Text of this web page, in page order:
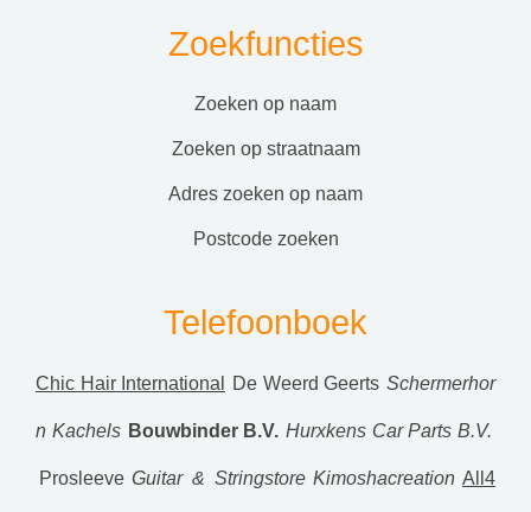
Zoekfuncties
zoeken op naam
zoeken op straatnaam
adres zoeken op naam
postcode zoeken
Telefoonboek
Chic Hair International De Weerd Geerts Schermerhor
n Kachels Bouwbinder B.V. Hurxkens Car Parts B.V.
Prosleeve Guitar & Stringstore Kimoshacreation All4